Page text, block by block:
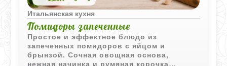
Итальянская кухня
Помидоры запеченные
Простое и эффектное блюдо из
запеченных помидоров с яйцом и
брынзой. Сочная овощная основа,
нежная начинка и румяная корочка